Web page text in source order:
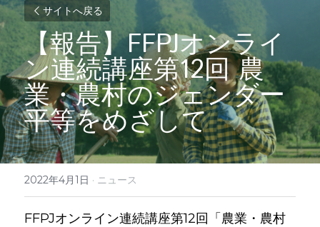
サイトへ戻る
【報告】FFPJオンライ
ン連続講座第12回 農
業・農村のジェンダー
平等をめざして
2022年4月1日 · ニュース
FFPJオンライン連続講座第12回「農業・農村